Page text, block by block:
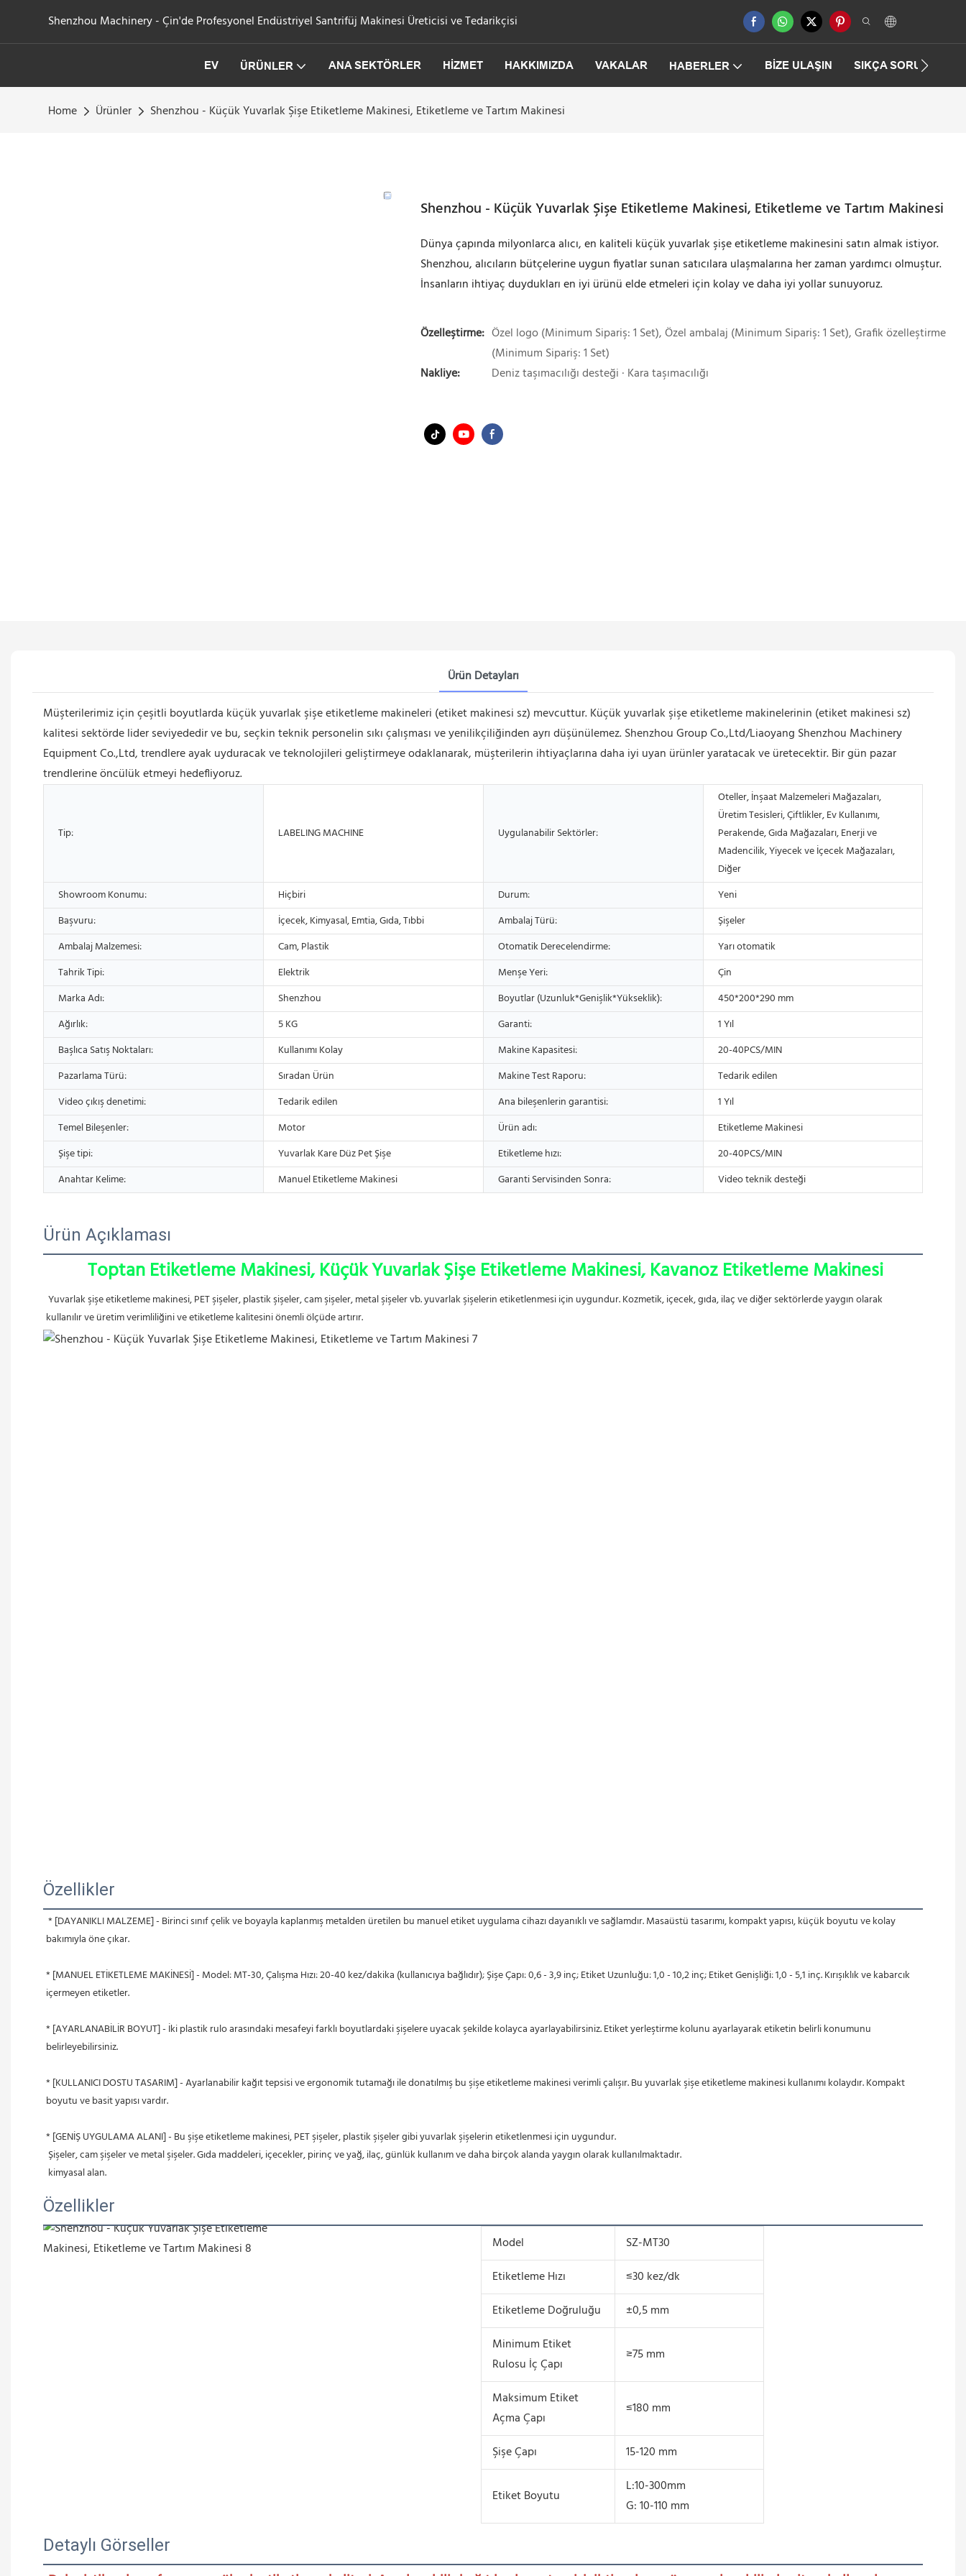
Shenzhou Machinery - Çin'de Profesyonel Endüstriyel Santrifüj Makinesi Üreticisi ve Tedarikçisi
EV ÜRÜNLER ANA SEKTÖRLER HIZMET HAKKIMIZDA VAKALAR HABERLER BIZE ULAŞIN SIKÇA SORULAN
Home Ürünler Shenzhou - Küçük Yuvarlak Şişe Etiketleme Makinesi, Etiketleme ve Tartım Makinesi
Shenzhou - Küçük Yuvarlak Şişe Etiketleme Makinesi, Etiketleme ve Tartım Makinesi
Dünya çapında milyonlarca alıcı, en kaliteli küçük yuvarlak şişe etiketleme makinesini satın almak istiyor.
Shenzhou, alıcıların bütçelerine uygun fiyatlar sunan satıcılara ulaşmalarına her zaman yardımcı olmuştur.
İnsanların ihtiyaç duydukları en iyi ürünü elde etmeleri için kolay ve daha iyi yollar sunuyoruz.
Özelleştirme: Özel logo (Minimum Sipariş: 1 Set), Özel ambalaj (Minimum Sipariş: 1 Set), Grafik özelleştirme
(Minimum Sipariş: 1 Set)
Nakliye:
Deniz taşımacılığı desteği · Kara taşımacılığı
Ürün Detayları
Müşterilerimiz için çeşitli boyutlarda küçük yuvarlak şişe etiketleme makineleri (etiket makinesi sz) mevcuttur. Küçük yuvarlak şişe etiketleme makinelerinin (etiket makinesi sz)
kalitesi sektörde lider seviyededir ve bu, seçkin teknik personelin sıkı çalışması ve yenilikçiliğinden ayrı düşünülemez. Shenzhou Group Co.,Ltd/Liaoyang Shenzhou Machinery
Equipment Co.,Ltd, trendlere ayak uyduracak ve teknolojileri geliştirmeye odaklanarak, müşterilerin ihtiyaçlarına daha iyi uyan ürünler yaratacak ve üretecektir. Bir gün pazar
trendlerine öncülük etmeyi hedefliyoruz.
Tip: LABELING MACHINE Uygulanabilir Sektörler:
Oteller, İnşaat Malzemeleri Mağazaları,
Üretim Tesisleri, Çiftlikler, Ev Kullanımı,
Perakende, Gıda Mağazaları, Enerji ve
Madencilik, Yiyecek ve İçecek Mağazaları,
Diğer
Showroom Konumu:
Hiçbiri Durum:
Yeni
Başvuru:
İçecek, Kimyasal, Emtia, Gıda, Tıbbi Ambalaj Türü:
Şişeler
Ambalaj Malzemesi:
Cam, Plastik Otomatik Derecelendirme:
Yarı otomatik
Tahrik Tipi:
Elektrik Menşe Yeri:
Çin
Marka Adı:
Shenzhou Boyutlar (Uzunluk*Genişlik*Yükseklik):
450*200*290 mm
Ağırlık:
5 KG Garanti:
1 Yıl
Başlıca Satış Noktaları:
Kullanımı Kolay Makine Kapasitesi:
20-40PCS/MIN
Pazarlama Türü:
Sıradan Ürün Makine Test Raporu:
Tedarik edilen
Video çıkış denetimi:
Tedarik edilen Ana bileşenlerin garantisi:
1 Yıl
Temel Bileşenler:
Motor Ürün adı:
Etiketleme Makinesi
Şişe tipi:
Yuvarlak Kare Düz Pet Şişe Etiketleme hızı:
20-40PCS/MIN
Anahtar Kelime:
Manuel Etiketleme Makinesi Garanti Servisinden Sonra: Video teknik desteği
Ürün Açıklaması
Toptan Etiketleme Makinesi, Küçük Yuvarlak Şişe Etiketleme Makinesi, Kavanoz Etiketleme Makinesi
Yuvarlak şişe etiketleme makinesi, PET şişeler, plastik şişeler, cam şişeler, metal şişeler vb. yuvarlak şişelerin etiketlenmesi için uygundur. Kozmetik, içecek, gıda, ilaç ve diğer sektörlerde yaygın olarak
kullanılır ve üretim verimliliğini ve etiketleme kalitesini önemli ölçüde artırır.
Özellikler
* [DAYANIKLI MALZEME] - Birinci sınıf çelik ve boyayla kaplanmış metalden üretilen bu manuel etiket uygulama cihazı dayanıklı ve sağlamdır. Masaüstü tasarımı, kompakt yapısı, küçük boyutu ve kolay
bakımıyla öne çıkar.
* [MANUEL ETİKETLEME MAKİNESİ] - Model: MT-30, Çalışma Hızı: 20-40 kez/dakika (kullanıcıya bağlıdır); Şişe Çapı: 0,6 - 3,9 inç; Etiket Uzunluğu: 1,0 - 10,2 inç; Etiket Genişliği: 1,0 - 5,1 inç. Kırışıklık ve kabarcık
içermeyen etiketler.
* [AYARLANABİLİR BOYUT] - İki plastik rulo arasındaki mesafeyi farklı boyutlardaki şişelere uyacak şekilde kolayca ayarlayabilirsiniz. Etiket yerleştirme kolunu ayarlayarak etiketin belirli konumunu
belirleyebilirsiniz.
* [KULLANICI DOSTU TASARIM] - Ayarlanabilir kağıt tepsisi ve ergonomik tutamağı ile donatılmış bu şişe etiketleme makinesi verimli çalışır. Bu yuvarlak şişe etiketleme makinesi kullanımı kolaydır. Kompakt
boyutu ve basit yapısı vardır.
* [GENİŞ UYGULAMA ALANI] - Bu şişe etiketleme makinesi, PET şişeler, plastik şişeler gibi yuvarlak şişelerin etiketlenmesi için uygundur.
Şişeler, cam şişeler ve metal şişeler. Gıda maddeleri, içecekler, pirinç ve yağ, ilaç, günlük kullanım ve daha birçok alanda yaygın olarak kullanılmaktadır.
kimyasal alan.
Özellikler
Model
SZ-MT30
Etiketleme Hızı
≤30 kez/dk
Etiketleme Doğruluğu
±0,5 mm
Minimum Etiket
Rulosu İç Çapı
≥75 mm
Maksimum Etiket
Açma Çapı
≤180 mm
Şişe Çapı 15-120 mm
Etiket Boyutu
L:10-300mm
G: 10-110 mm
Detaylı Görseller